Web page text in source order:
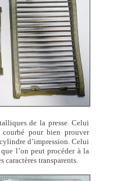
de la presse. Celui
pour bien prouver
d’impression. Celui
l’on peut procéder à la
transparents.